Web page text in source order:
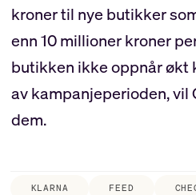
kroner til nye butikker
enn 10 millioner kroner
butikken ikke oppnår økt
av kampanjeperioden, vil
dem.
KLARNA FEED